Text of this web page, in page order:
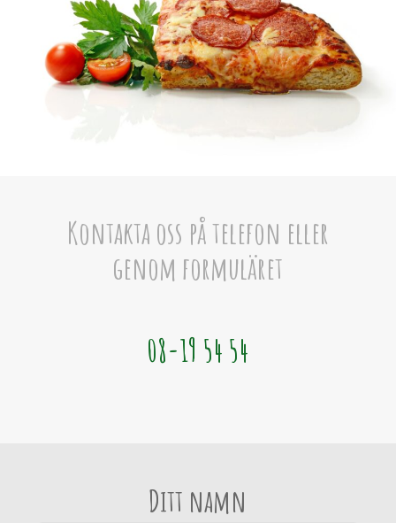
Kontakta oss på telefon eller
genom formuläret
08-19 54 54
Ditt namn